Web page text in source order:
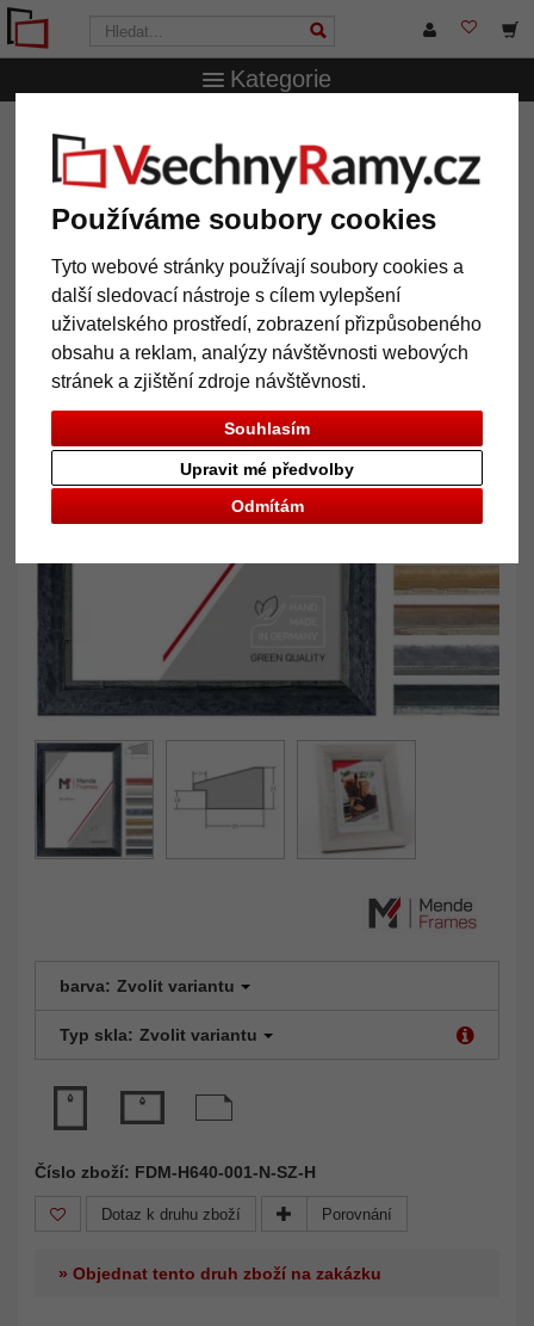
Používáme soubory cookies
Tyto webové stránky používají soubory cookies a
další sledovací nástroje s cílem vylepšení
uživatelského prostředí, zobrazení přizpůsobeného
obsahu a reklam, analýzy návštěvnosti webových
stránek a zjištění zdroje návštěvnosti.
Souhlasím
Odmítám
Upravit mé předvolby
Kategorie
VsechnRamy.cz
Chisanga na míru
Dřevěný rám Chisanga na míru
barva: Zvolit variantu
Typ skla: Zvolit variantu
Číslo zboží: FDM-H640-001-N-SZ-H
Dotaz k druhu zboží Porovnání
» Objednat tento druh zboží na zakázku